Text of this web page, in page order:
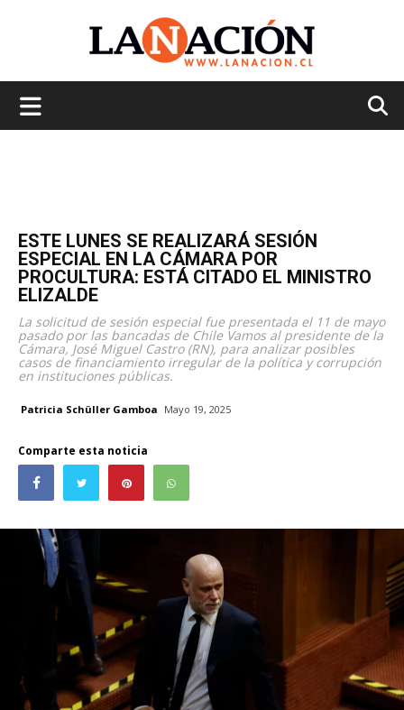
ESTE LUNES SE REALIZARÁ SESIÓN
ESPECIAL EN LA CÁMARA POR
PROCULTURA: ESTÁ CITADO EL MINISTRO
ELIZALDE
La solicitud de sesión especial fue presentada el 11 de mayo
pasado por las bancadas de Chile Vamos al presidente de la
Cámara, José Miguel Castro (RN), para analizar posibles
casos de financiamiento irregular de la política y corrupción
en instituciones públicas.
Patricia Schüller Gamboa Mayo 19, 2025
Comparte esta noticia